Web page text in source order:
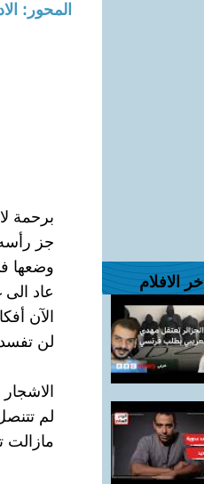
اخر الافلام
المحور:
برحمة
جز
وضعها
عاد
الآن
لن تفسد
لم
مازالت